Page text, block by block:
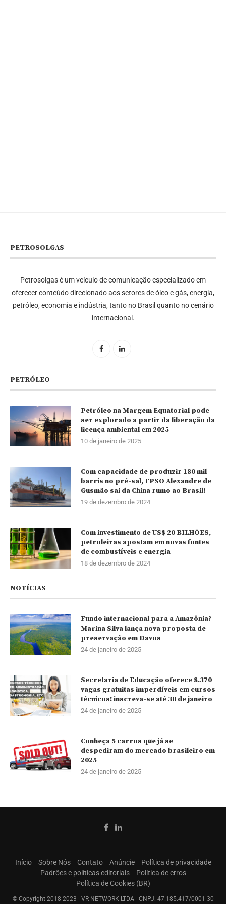
PETROSOLGAS
Petrosolgas é um veículo de comunicação especializado em
oferecer conteúdo direcionado aos setores de óleo e gás, energia,
petróleo, economia e indústria, tanto no Brasil quanto no cenário
internacional.
PETRÓLEO
Petróleo na Margem Equatorial pode
ser explorado a partir da liberação da
licença ambiental em 2025
10 de janeiro de 2025
Com capacidade de produzir 180 mil
barris no pré-sal, FPSO Alexandre de
Gusmão sai da China rumo ao Brasil!
19 de dezembro de 2024
Com investimento de US$ 20 BILHÕES,
petroleiras apostam em novas fontes
de combustíveis e energia
18 de dezembro de 2024
NOTÍCIAS
Fundo internacional para a Amazônia?
Marina Silva lança nova proposta de
preservação em Davos
24 de janeiro de 2025
Secretaria de Educação oferece 8.370
vagas gratuitas imperdíveis em cursos
técnicos! inscreva-se até 30 de janeiro
24 de janeiro de 2025
Conheça 5 carros que já se
despediram do mercado brasileiro em
2025
24 de janeiro de 2025
Início Sobre Nós Contato Anúncie
Política de privacidade
Padrões e políticas editoriais
Política de erros
Política de Cookies (BR)
© Copyright 2018-2023 | VR NETWORK LTDA - CNPJ: 47.185.417/0001-30